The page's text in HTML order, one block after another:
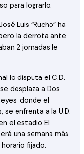
para lograrlo.
Luis “Rucho” ha
la derrota ante
2 jornadas le
lo disputa el C.D.
desplaza a Dos
donde el
se enfrenta a la U.D.
el estadio El
una semana más
fijado.